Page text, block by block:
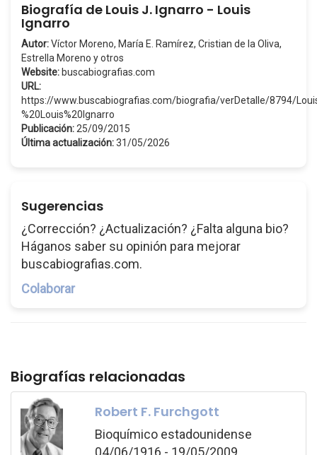
Biografía de Louis J. Ignarro - Louis
Ignarro
Autor:Víctor Moreno, María E. Ramírez, Cristian de la Oliva,
Estrella Moreno y otros
Website: buscabiografias.com
URL:
https://www.buscabiografias.com/biografia/verDetalle/8794/
%20Louis%20Ignarro
Publicación: 25/09/2015
Última actualización:31/05/2026
Sugerencias
¿Corrección? ¿Actualización? ¿Falta alguna bio?
Háganos saber su opinión para mejorar
buscabiografias.com.
Colaborar
Biografías relacionadas
Robert F. Furchgott
Bioquímico estadounidense
04/06/1916 - 19/05/2009